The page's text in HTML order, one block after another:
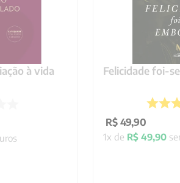
à vida
Felicidade foi-
R$ 49,90
1x de R$ 49,90